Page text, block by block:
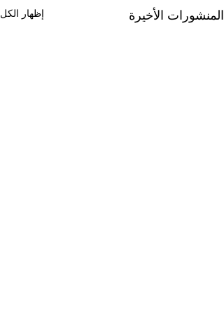
المنشورات الأخيرة إظهار الكل